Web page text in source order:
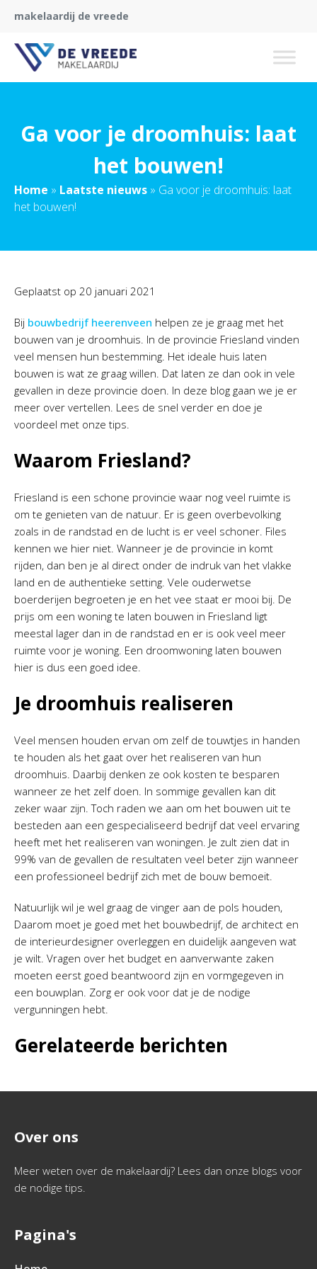
makelaardij de vreede
Ga voor je droomhuis: laat
het bouwen!
Home » Laatste nieuws » Ga voor je droomhuis: laat
het bouwen!
Geplaatst op 20 januari 2021
Bij bouwbedrijf heerenveen helpen ze je graag met het
bouwen van je droomhuis. In de provincie Friesland vinden
veel mensen hun bestemming. Het ideale huis laten
bouwen is wat ze graag willen. Dat laten ze dan ook in vele
gevallen in deze provincie doen. In deze blog gaan we je er
meer over vertellen. Lees de snel verder en doe je
voordeel met onze tips.
Waarom Friesland?
Friesland is een schone provincie waar nog veel ruimte is
om te genieten van de natuur. Er is geen overbevolking
zoals in de randstad en de lucht is er veel schoner. Files
kennen we hier niet. Wanneer je de provincie in komt
rijden, dan ben je al direct onder de indruk van het vlakke
land en de authentieke setting. Vele ouderwetse
boerderijen begroeten je en het vee staat er mooi bij. De
prijs om een woning te laten bouwen in Friesland ligt
meestal lager dan in de randstad en er is ook veel meer
ruimte voor je woning. Een droomwoning laten bouwen
hier is dus een goed idee.
Je droomhuis realiseren
Veel mensen houden ervan om zelf de touwtjes in handen
te houden als het gaat over het realiseren van hun
droomhuis. Daarbij denken ze ook kosten te besparen
wanneer ze het zelf doen. In sommige gevallen kan dit
zeker waar zijn. Toch raden we aan om het bouwen uit te
besteden aan een gespecialiseerd bedrijf dat veel ervaring
heeft met het realiseren van woningen. Je zult zien dat in
99% van de gevallen de resultaten veel beter zijn wanneer
een professioneel bedrijf zich met de bouw bemoeit.
Natuurlijk wil je wel graag de vinger aan de pols houden,
Daarom moet je goed met het bouwbedrijf, de architect en
de interieurdesigner overleggen en duidelijk aangeven wat
je wilt. Vragen over het budget en aanverwante zaken
moeten eerst goed beantwoord zijn en vormgegeven in
een bouwplan. Zorg er ook voor dat je de nodige
vergunningen hebt.
Gerelateerde berichten
Over ons
Meer weten over de makelaardij? Lees dan onze blogs voor
de nodige tips.
Pagina's